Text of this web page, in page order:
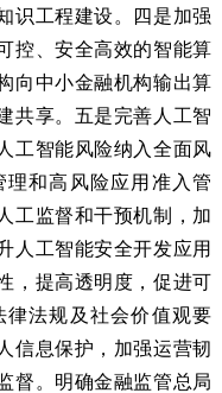
识工程建设。四是加强
控、安全高效的智能算
向中小金融机构输出算
共享。五是完善人工智
工智能风险纳入全面风
和高风险应用准入管
工监督和干预机制，加
人工智能安全开发应用
，提高透明度，促进可
法规及社会价值观要
信息保护，加强运营韧
督。明确金融监管总局